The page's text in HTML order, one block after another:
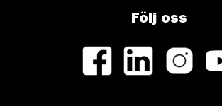
Följ oss